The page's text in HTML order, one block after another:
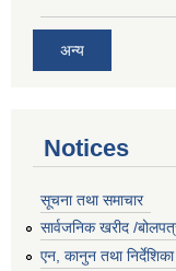
अन्य
Notices
सूचना तथा समाचार
सार्वजनिक खरीद /
एन, कानुन तथा निर्देशिका